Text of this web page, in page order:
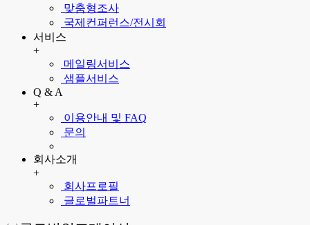
맞춤형조사
국제컨퍼런스/전시회
서비스
+
메일링서비스
샘플서비스
Q & A
+
이용안내 및 FAQ
문의
회사소개
+
회사프로필
글로벌파트너